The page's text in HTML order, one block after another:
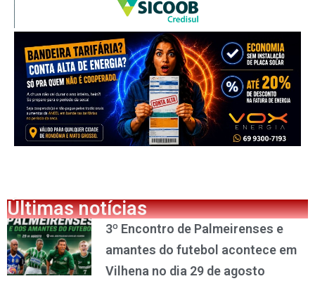
Últimas notícias
3º Encontro de Palmeirenses e
amantes do futebol acontece em
Vilhena no dia 29 de agosto